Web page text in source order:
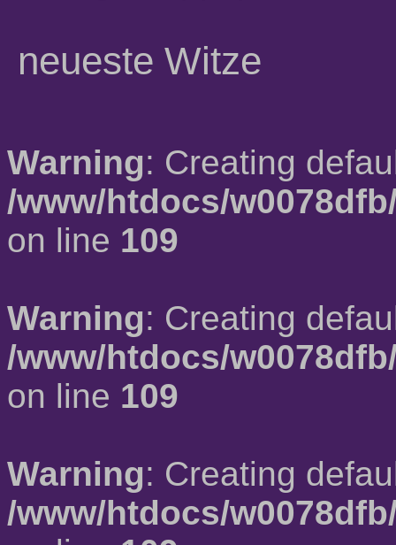
neueste Witze
Warning: Creating
/www/htdocs/
on line 109
Warning: Creating
/www/htdocs/
on line 109
Warning: Creating
/www/htdocs/